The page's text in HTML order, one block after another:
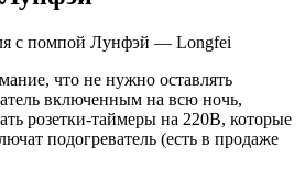
с помпой Лунфэй — Longfei
что не нужно оставлять
включенным на всю ночь,
розетки-таймеры на 220В, которые
подогреватель (есть в продаже